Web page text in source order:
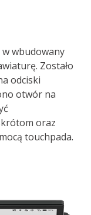
wbudowany
Zostało
odciski
otwór na
oraz
touchpada.